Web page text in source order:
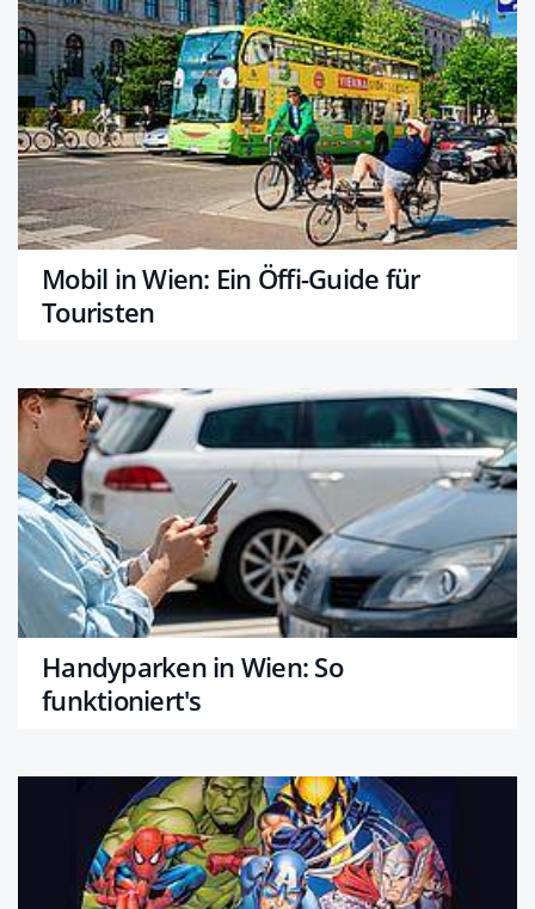
Mobil in Wien: Ein Öffi-Guide für
Touristen
Handyparken in Wien: So
funktioniert's